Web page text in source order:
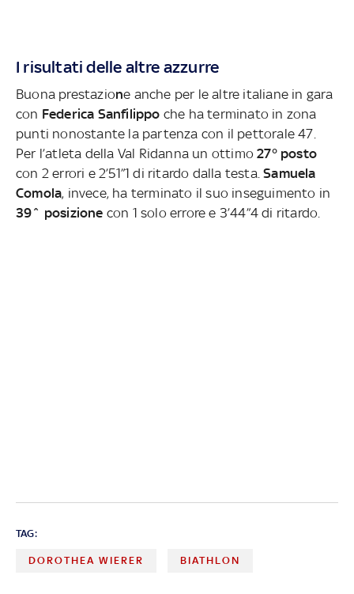
I risultati delle altre azzurre
Buona prestazione anche per le altre italiane in gara
con Federica Sanfilippo che ha terminato in zona
punti nonostante la partenza con il pettorale 47.
Per l’atleta della Val Ridanna un ottimo27° posto
con 2 errori e 2’51”1 di ritardo dalla testa.Samuela
Comola, invece, ha terminato il suo inseguimento in
39^ posizione con 1 solo errore e 3’44”4 di ritardo.
TAG:
DOROTHEA WIERER BIATHLON